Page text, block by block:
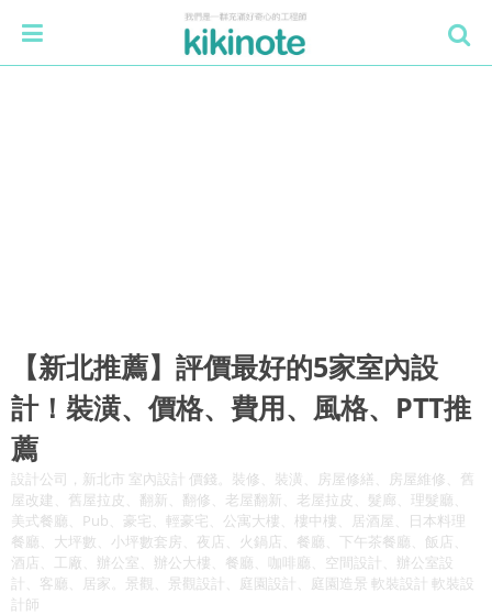
【新北推薦】評價最好的5家室內設
計！裝潢、價格、費用、風格、PTT推
薦
設計公司，新北市 室內設計 價錢。裝修、裝潢、房屋修繕、房屋維修、舊
屋改建、舊屋拉皮、翻新、翻修、老屋翻新、老屋拉皮、髮廊、理髮廳、
美式餐廳、Pub、豪宅、輕豪宅、公寓大樓、樓中樓、居酒屋、日本料理
餐廳、大坪數、小坪數套房、夜店、火鍋店、餐廳、下午茶餐廳、飯店、
酒店、工廠、辦公室、辦公大樓、餐廳、咖啡廳、空間設計、辦公室設
計、客廳、居家。景觀、景觀設計、庭園設計、庭園造景 軟裝設計 軟裝設
計師